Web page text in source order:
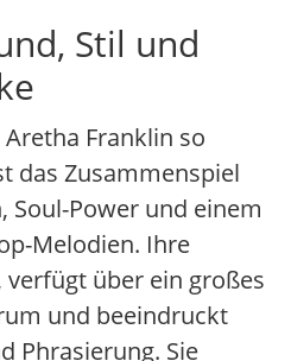
Stil und
Franklin so
das Zusammenspiel
Soul-Power und einem
Melodien. Ihre
über ein großes
und beeindruckt
Phrasierung. Sie